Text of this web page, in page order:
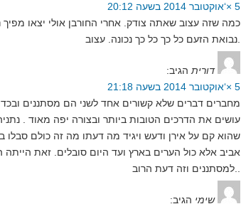
5 ×‘אוקטובר 2014 בשעה 20:12
כמה שזה עצוב שאתה צודק. אחרי החורבן אולי יצאו
דורית הגיב:
5 ×‘אוקטובר 2014 בשעה 21:18
מחברים דברים שלא קשורים אחד לשני הם מסתננים
עושים את הדרכים הטובות ביותר ובצורה יפה מאוד .
שהוא קם על אירן ודעש ויגיד מה דעתו מה זה כולם סבלו
אביב אלא כול הערים בארץ ועד היום סובלים. זאת הייתה
שימי הגיב: